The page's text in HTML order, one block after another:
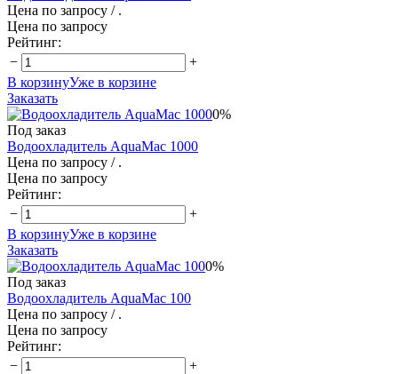
Цена по запросу / .
Цена по запросу
Рейтинг:
−
+
В корзинуУже в корзине
Заказать
0%
Под заказ
Водоохладитель AquaMac 1000
Цена по запросу / .
Цена по запросу
Рейтинг:
−
+
В корзинуУже в корзине
Заказать
0%
Под заказ
Водоохладитель AquaMac 100
Цена по запросу / .
Цена по запросу
Рейтинг:
−
+